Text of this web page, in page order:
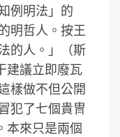
例明法」的
明哲人。按王
的人。」（斯
建議立即廢瓦
樣做不但公開
犯了七個貴冑
本來只是兩個